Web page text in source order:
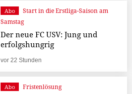
Abo
Start in die Erstliga-Saison am
Samstag
Der neue FC USV: Jung und
erfolgshungrig
vor 22 Stunden
Abo Fristenlösung